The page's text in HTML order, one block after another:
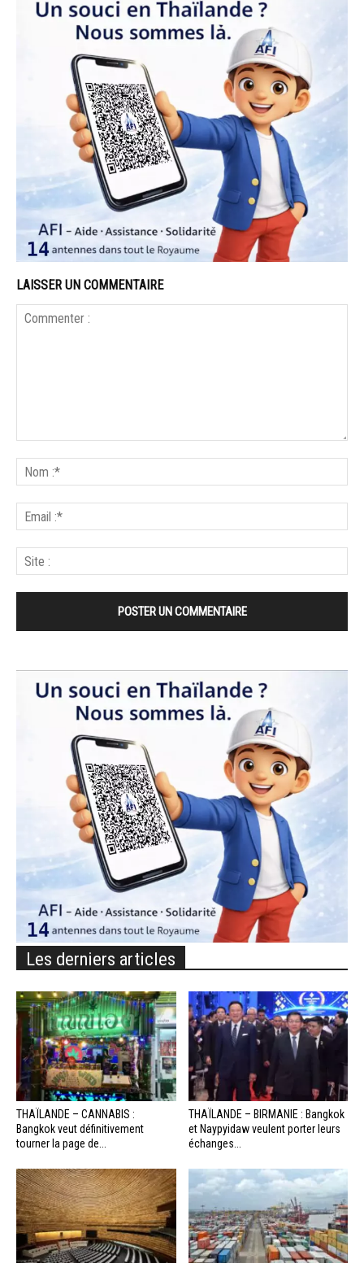
LAISSER UN COMMENTAIRE
Les derniers articles
THAÏLANDE – CANNABIS :
Bangkok veut définitivement
tourner la page de...
THAÏLANDE – BIRMANIE : Bangkok
et Naypyidaw veulent porter leurs
échanges...